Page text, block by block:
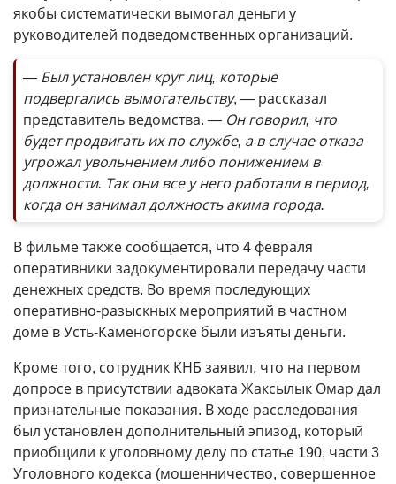
якобы систематически вымогал деньги у
руководителей подведомственных организаций.
— Был установлен круг лиц, которые
подвергались вымогательству, — рассказал
представитель ведомства. — Он говорил, что
будет продвигать их по службе, а в случае отказа
угрожал увольнением либо понижением в
должности. Так они все у него работали в период,
когда он занимал должность акима города.
В фильме также сообщается, что 4 февраля
оперативники задокументировали передачу части
денежных средств. Во время последующих
оперативно-разыскных мероприятий в частном
доме в Усть-Каменогорске были изъяты деньги.
Кроме того, сотрудник КНБ заявил, что на первом
допросе в присутствии адвоката Жаксылык Омар дал
признательные показания. В ходе расследования
был установлен дополнительный эпизод, который
приобщили к уголовному делу по статье 190, части 3
Уголовного кодекса (мошенничество, совершенное